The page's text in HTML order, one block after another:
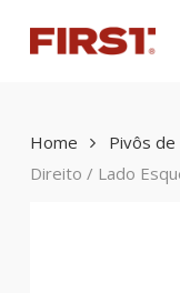
main
Home Pivôs
Direito / Lado